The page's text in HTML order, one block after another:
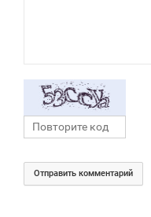
Отправить комментарий